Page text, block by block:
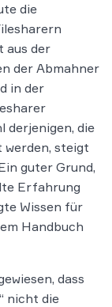
die
aus der
der Abmahner
in der
derjenigen, die
werden, steigt
guter Grund,
Erfahrung
Wissen für
Handbuch
dass
nicht die